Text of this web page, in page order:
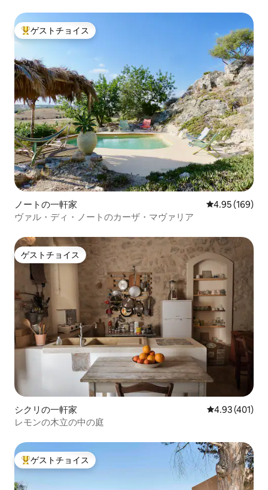
大好評のゲストチョイスです。
ゲストチョイス
ノートの一軒家 レビュー169
4.95 (169)
ヴァル・ディ・ノートのカーザ・マヴァリア
ゲストチョイス
ゲストチョイス
シクリの一軒家 レビュー401
4.93 (401)
レモンの木立の中の庭
大好評のゲストチョイスです。
ゲストチョイス